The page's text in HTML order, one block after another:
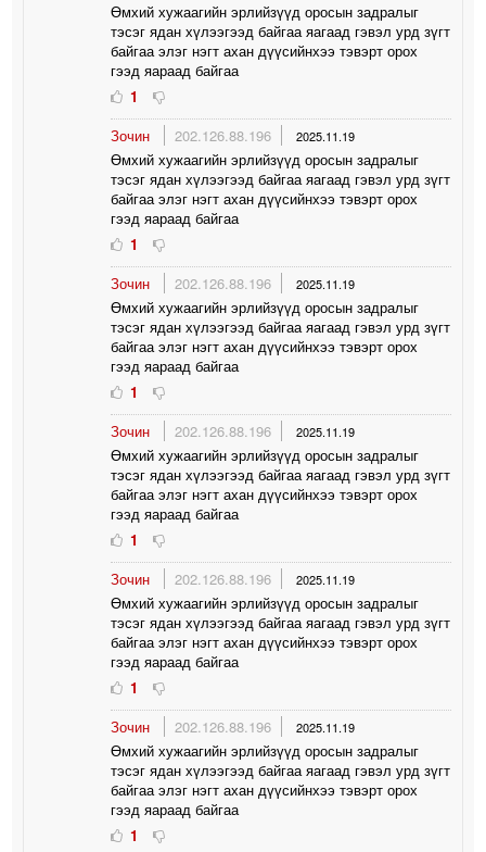
Өмхий хужаагийн эрлийзүүд оросын задралыг
тэсэг ядан хүлээгээд байгаа яагаад гэвэл урд зүгт
байгаа элэг нэгт ахан дүүсийнхээ тэвэрт орох
гээд яараад байгаа
1
Зочин
202.126.88.196 2025.11.19
Өмхий хужаагийн эрлийзүүд оросын задралыг
тэсэг ядан хүлээгээд байгаа яагаад гэвэл урд зүгт
байгаа элэг нэгт ахан дүүсийнхээ тэвэрт орох
гээд яараад байгаа
1
Зочин
202.126.88.196 2025.11.19
Өмхий хужаагийн эрлийзүүд оросын задралыг
тэсэг ядан хүлээгээд байгаа яагаад гэвэл урд зүгт
байгаа элэг нэгт ахан дүүсийнхээ тэвэрт орох
гээд яараад байгаа
1
Зочин
202.126.88.196 2025.11.19
Өмхий хужаагийн эрлийзүүд оросын задралыг
тэсэг ядан хүлээгээд байгаа яагаад гэвэл урд зүгт
байгаа элэг нэгт ахан дүүсийнхээ тэвэрт орох
гээд яараад байгаа
1
Зочин
202.126.88.196 2025.11.19
Өмхий хужаагийн эрлийзүүд оросын задралыг
тэсэг ядан хүлээгээд байгаа яагаад гэвэл урд зүгт
байгаа элэг нэгт ахан дүүсийнхээ тэвэрт орох
гээд яараад байгаа
1
Зочин
202.126.88.196 2025.11.19
Өмхий хужаагийн эрлийзүүд оросын задралыг
тэсэг ядан хүлээгээд байгаа яагаад гэвэл урд зүгт
байгаа элэг нэгт ахан дүүсийнхээ тэвэрт орох
гээд яараад байгаа
1